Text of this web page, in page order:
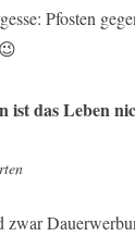
Pfosten
ist das Leben